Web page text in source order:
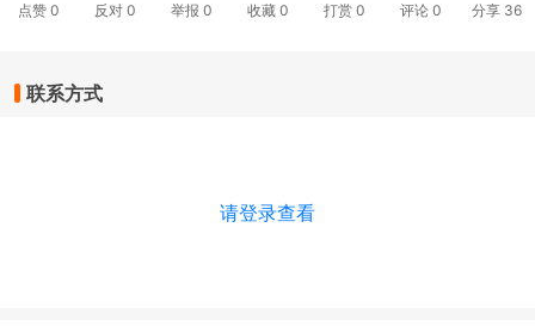
点赞 0 反对 0 举报 0 收藏 0 打赏 0 评论 0 分享 36
联系方式
请登录查看